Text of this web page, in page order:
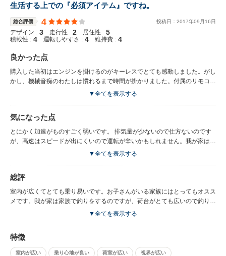
生活する上での『必須アイテム』ですね。
総合評価 4 投稿日： 2017年09 月 16日
デザイン : 3 走行性 : 2 居住性 : 5
積載性 : 4 運転しやすさ : 4 維持費 : 4
良かった点
購入した当初はエンジンを掛けるのがキーレスでとても感動しました。がし
かし、機械音痴のわたしは慣れるまで時間が掛かりました。付属のリモコン
スターターは結構車から離れた場所からでも反応するので夏は乗る前にエア
▼全てを表示する
気になった点
とにかく加速がものすごく弱いです。 排気量が少ないので仕方ないのです
が、高速はスピードが出にくいので運転が辛いかもしれません。我が家はよ
く家族で遠出をするので運転をしている旦那がよく『もう少しスムーズなら
たです。今のスライドドアの位置は飲み物の出し入れが少し不便です。
▼全てを表示する
総評
室内が広くてとても乗り易いです。お子さんがいる家族にはとってもオスス
メです。我が家は家族で釣りをするのですが、荷台がとても広いので釣りの
道具やクーラーボックスも楽々入るので助かります。すでに購入してから１
▼全てを表示する
特徴
室内が広い 乗り心地が良い 荷室が広い 視界が広い